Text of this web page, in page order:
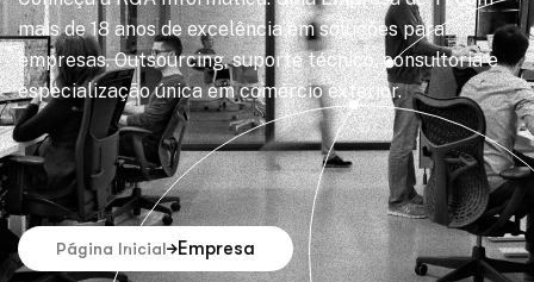
mais de 18 anos de excelência em soluções para
empresas. Outsourcing, suporte técnico, consultoria e
especialização única em comércio exterior.
Página Inicial Empresa